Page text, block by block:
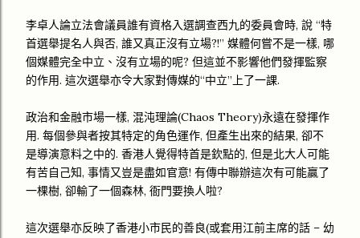
李卓人論立法會議員誰有資格入選調查西九的委員會時, 說 “特
首選舉提名人與否, 誰又真正沒有立場?!” 媒體何嘗不是一樣, 哪
個媒體完全中立、沒有立場的呢? 但這並不影響他們發揮監察
的作用. 這次選舉亦令大家對傳媒的“中立”上了一課.
政治和金融市場一樣, 混沌理論(Chaos Theory)永遠在發揮作
用. 每個參與者按其特定的角色運作, 但產生出來的結果, 卻不
是導演意料之中的. 香港人覺得特首是欽點的, 但是北大人可能
有苦自己知, 事情又豈是盡如官意! 有傳中聯辦這次有可能贏了
一棵樹, 卻輸了一個森林, 衙門要換人啦?
這次選舉亦反映了香港小市民的善良(或套用江前主席的話 – 幼